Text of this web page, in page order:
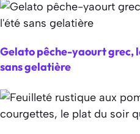
Gelato pêche-yaourt grec,
sans gelatière